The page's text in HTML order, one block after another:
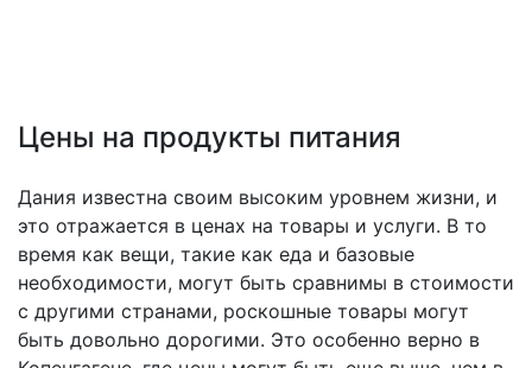
Цены на продукты питания
Дания известна своим высоким уровнем жизни, и
это отражается в ценах на товары и услуги. В то
время как вещи, такие как еда и базовые
необходимости, могут быть сравнимы в стоимости
с другими странами, роскошные товары могут
быть довольно дорогими. Это особенно верно в